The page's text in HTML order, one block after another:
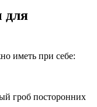
для
иметь при себе:
гроб посторонних